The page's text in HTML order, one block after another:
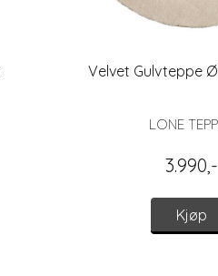
Velvet Gulvteppe
LONE
3.990,-
Kjøp